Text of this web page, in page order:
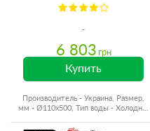
6 803 грн
Купить
Производитель - Украина, Размер,
мм - Ø110x500, Тип воды - Холодная